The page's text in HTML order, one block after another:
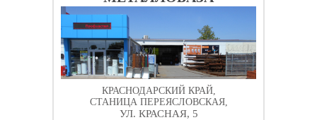
КРАСНОДАРСКИЙ КРАЙ,
СТАНИЦА ПЕРЕЯСЛОВСКАЯ,
УЛ. КРАСНАЯ, 5